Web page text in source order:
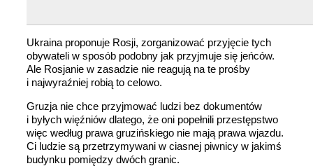
Ukraina proponuje Rosji, zorganizować przyjęcie tych
obywateli w sposób podobny jak przyjmuje się jeńców.
Ale Rosjanie w zasadzie nie reagują na te prośby
i najwyraźniej robią to celowo.
Gruzja nie chce przyjmować ludzi bez dokumentów
i byłych więźniów dlatego, że oni popełnili przestępstwo
więc według prawa gruzińskiego nie mają prawa wjazdu.
Ci ludzie są przetrzymywani w ciasnej piwnicy w jakimś
budynku pomiędzy dwóch granic.